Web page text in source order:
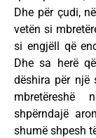
Dhe për çudi,
vetën si
si engjëll që
Dhe sa herë
dëshira për një
mbretëreshë
shpërndajë
shumë shpesh